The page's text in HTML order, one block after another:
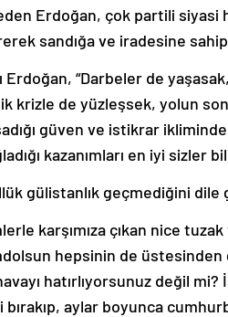
Erdoğan, çok partili
sandığa ve iradesine sahip
Erdoğan, “Darbeler de
krizle de yüzleşsek, yolun
güven ve istikrar
kazanımları en iyi
gülistanlık geçmediğini
karşımıza çıkan nice
hepsinin de
hatırlıyorsunuz değil mi?
aylar boyunca